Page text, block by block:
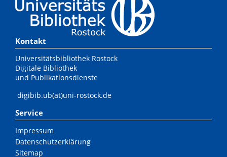
Kontakt
Universitätsbibliothek Rostock
Digitale Bibliothek
und Publikationsdienste
digibib.ub(at)uni-rostock.de
Service
Impressum
Datenschutzerklärung
Sitemap